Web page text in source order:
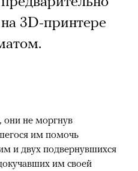
3D-принтере
они не моргнув
им помочь
и двух подвернувшихся
им своей